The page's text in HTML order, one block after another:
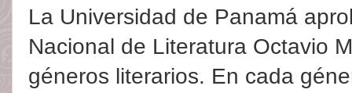
La Universidad de Panamá
Nacional de Literatura Octavio
géneros literarios. En cada